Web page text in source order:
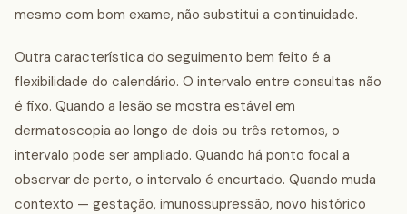
mesmo com bom exame, não substitui a continuidade.
Outra característica do seguimento bem feito é a
flexibilidade do calendário. O intervalo entre consultas não
é fixo. Quando a lesão se mostra estável em
dermatoscopia ao longo de dois ou três retornos, o
intervalo pode ser ampliado. Quando há ponto focal a
observar de perto, o intervalo é encurtado. Quando muda
contexto — gestação, imunossupressão, novo histórico